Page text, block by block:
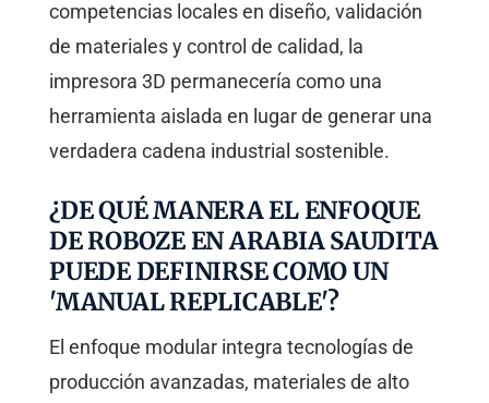
competencias locales en diseño, validación
de materiales y control de calidad, la
impresora 3D permanecería como una
herramienta aislada en lugar de generar una
verdadera cadena industrial sostenible.
¿DE QUÉ MANERA EL ENFOQUE
DE ROBOZE EN ARABIA SAUDITA
PUEDE DEFINIRSE COMO UN
'MANUAL REPLICABLE'?
El enfoque modular integra tecnologías de
producción avanzadas, materiales de alto